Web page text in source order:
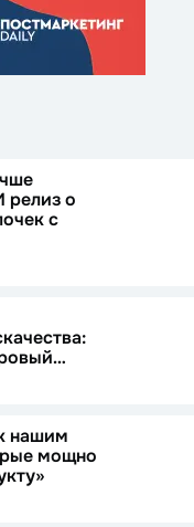
релиз о
с
нашим
мощно